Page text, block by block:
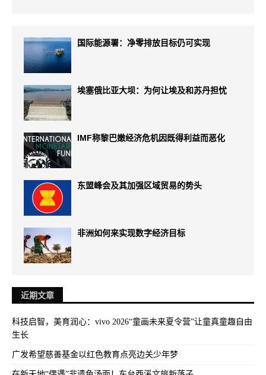
国际能源署：净零排放目标仍可实现
埃塞俄比亚大坝：为何让埃及和苏丹担忧
IMF称黎巴嫩经济危机因既得利益而恶化
东盟峰会及其加强区域贸易的势头
非洲如何来实现数字经济目标
近期文章
科技启智，美育润心：vivo 2026“童画未来夏令营”让童真童趣自由
生长
广发希望慈善基金以红色教育点亮边关少年梦